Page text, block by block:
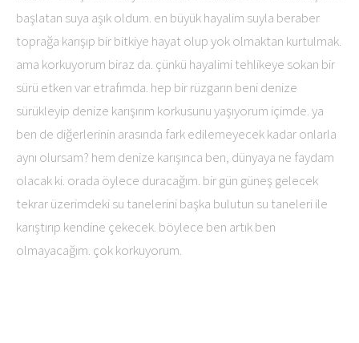
başlatan suya aşık oldum. en büyük hayalim suyla beraber
toprağa karışıp bir bitkiye hayat olup yok olmaktan kurtulmak.
ama korkuyorum biraz da. çünkü hayalimi tehlikeye sokan bir
sürü etken var etrafımda. hep bir rüzgarın beni denize
sürükleyip denize karışırım korkusunu yaşıyorum içimde. ya
ben de diğerlerinin arasında fark edilemeyecek kadar onlarla
aynı olursam? hem denize karışınca ben, dünyaya ne faydam
olacak ki. orada öylece duracağım. bir gün güneş gelecek
tekrar üzerimdeki su tanelerini başka bulutun su taneleri ile
karıştırıp kendine çekecek. böylece ben artık ben
olmayacağım. çok korkuyorum.